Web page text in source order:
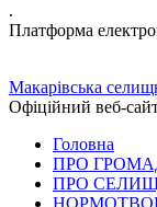
.
Платформа
Макарівська
Офіційний веб-
Головна
ПРО
ПРО